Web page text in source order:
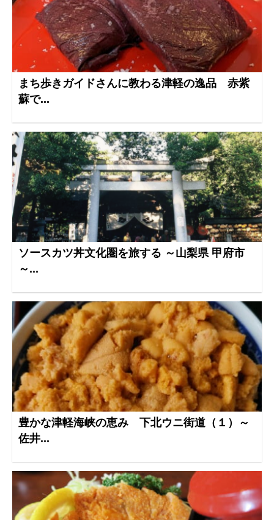
まち歩きガイドさんに教わる津軽の逸品 赤紫
蘇で...
ソースカツ丼文化圏を旅する ～山梨県 甲府市
～...
豊かな津軽海峡の恵み 下北ウニ街道（１）～
佐井...